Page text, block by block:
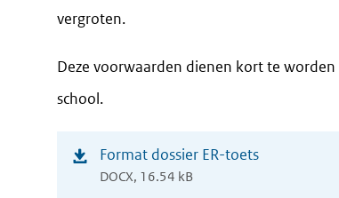
vergroten.
Deze voorwaarden dienen kort te
school.
Format dossier ER-toets
DOCX, 16.54 kB
(opent